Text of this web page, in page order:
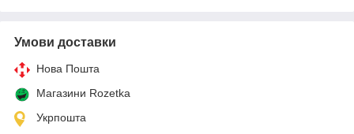
Умови доставки
Нова Пошта
Магазини Rozetka
Укрпошта